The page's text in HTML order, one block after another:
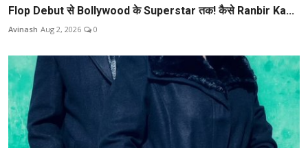
Flop Debut से Bollywood के Superstar तक! कैसे Ranbir Ka...
Avinash Aug 2, 2026 0